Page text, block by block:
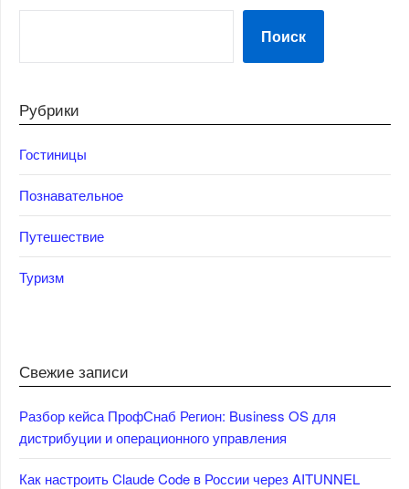
Поиск
Рубрики
Гостиницы
Познавательное
Путешествие
Туризм
Свежие записи
Разбор кейса ПрофСнаб Регион: Business OS для
дистрибуции и операционного управления
Как настроить Claude Code в России через AITUNNEL